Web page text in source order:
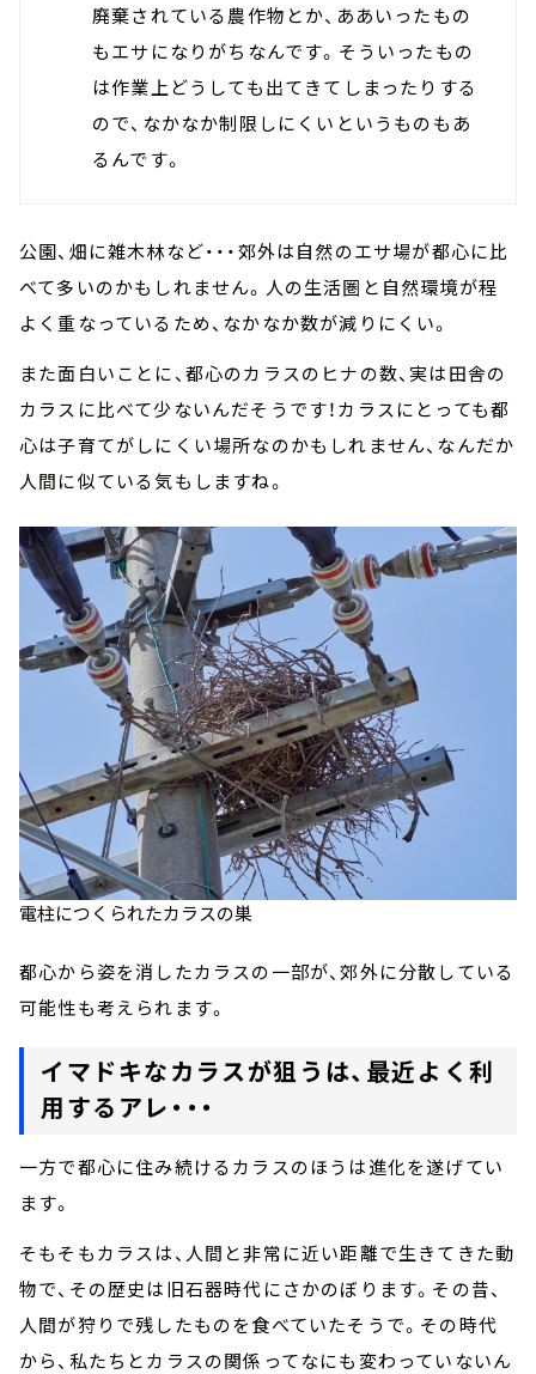
廃棄されている農作物とか、ああいったもの
もエサになりがちなんです。そういったもの
は作業上どうしても出てきてしまったりする
ので、なかなか制限しにくいというものもあ
るんです。
公園、畑に雑木林など・・・郊外は自然のエサ場が都心に比
べて多いのかもしれません。人の生活圏と自然環境が程
よく重なっているため、なかなか数が減りにくい。
また面白いことに、都心のカラスのヒナの数、実は田舎の
カラスに比べて少ないんだそうです！カラスにとっても都
心は子育てがしにくい場所なのかもしれません、なんだか
人間に似ている気もしますね。
電柱につくられたカラスの巣
都心から姿を消したカラスの一部が、郊外に分散している
可能性も考えられます。
イマドキなカラスが狙うは、最近よく利
用するアレ・・・
一方で都心に住み続けるカラスのほうは進化を遂げてい
ます。
そもそもカラスは、人間と非常に近い距離で生きてきた動
物で、その歴史は旧石器時代にさかのぼります。その昔、
人間が狩りで残したものを食べていたそうで。その時代
から、私たちとカラスの関係ってなにも変わっていないん